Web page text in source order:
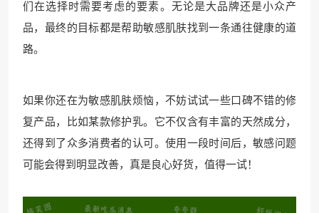
们在选择时需要考虑的要素。无论是大品牌还是小众产
品，最终的目标都是帮助敏感肌肤找到一条通往健康的道
路。
如果你还在为敏感肌肤烦恼，不妨试试一些口碑不错的修
复产品，比如某款修护乳。它不仅含有丰富的天然成分，
还得到了众多消费者的认可。使用一段时间后，敏感问题
可能会得到明显改善，真是良心好货，值得一试！